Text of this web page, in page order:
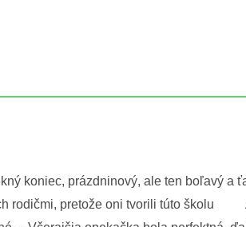
koniec, prázdninový, ale ten boľavý a
rodičmi, pretože oni tvorili túto školu